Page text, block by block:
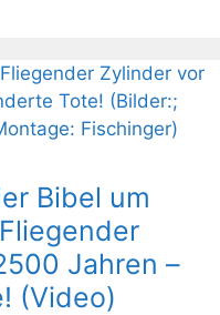
Bibel um
Jahren –
(Video)